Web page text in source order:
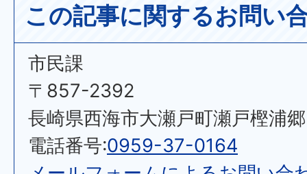
この記事に関するお問い
市民課
〒857-2392
長崎県西海市大瀬戸町瀬戸樫浦
電話番号:0959-37-0164